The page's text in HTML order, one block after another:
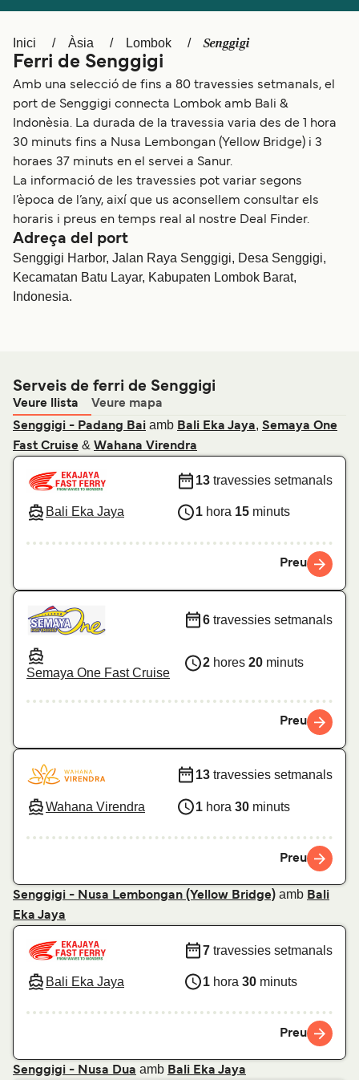
Україна Indonesia
المغرب Maroc (FR)
Inici Àsia Lombok Senggigi
Ferri de Senggigi
Amb una selecció de fins a 80 travessies setmanals, el
port de Senggigi connecta Lombok amb Bali &
Indonèsia. La durada de la travessia varia des de 1 hora
30 minuts fins a Nusa Lembongan (Yellow Bridge) i 3
horaes 37 minuts en el servei a Sanur.
La informació de les travessies pot variar segons
l’època de l’any, així que us aconsellem consultar els
horaris i preus en temps real al nostre Deal Finder.
Adreça del port
Senggigi Harbor, Jalan Raya Senggigi, Desa Senggigi,
Kecamatan Batu Layar, Kabupaten Lombok Barat,
Indonesia.
Serveis de ferri de Senggigi
Veure llista
Veure mapa
Senggigi - Padang Bai amb Bali Eka Jaya, Semaya One
Fast Cruise & Wahana Virendra
Bali Eka Jaya
13 travessies setmanals
1 hora 15 minuts
Preu
Semaya One Fast Cruise
6 travessies setmanals
2 hores 20 minuts
Preu
Wahana Virendra
13 travessies setmanals
1 hora 30 minuts
Preu
Senggigi - Nusa Lembongan (Yellow Bridge) amb Bali
Eka Jaya
Bali Eka Jaya
7 travessies setmanals
1 hora 30 minuts
Preu
Senggigi - Nusa Dua amb Bali Eka Jaya